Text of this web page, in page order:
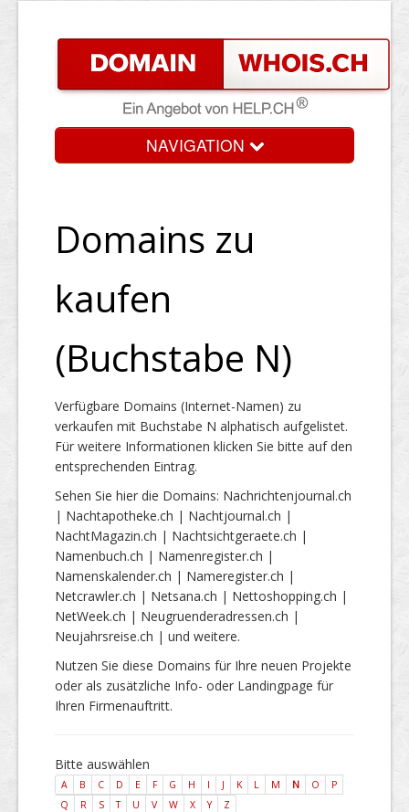
NAVIGATION
Domains zu
kaufen
(Buchstabe N)
Verfügbare Domains (Internet-Namen) zu
verkaufen mit Buchstabe N alphatisch aufgelistet.
Für weitere Informationen klicken Sie bitte auf den
entsprechenden Eintrag.
Sehen Sie hier die Domains: Nachrichtenjournal.ch
| Nachtapotheke.ch | Nachtjournal.ch |
NachtMagazin.ch | Nachtsichtgeraete.ch |
Namenbuch.ch | Namenregister.ch |
Namenskalender.ch | Nameregister.ch |
Netcrawler.ch | Netsana.ch | Nettoshopping.ch |
NetWeek.ch | Neugruenderadressen.ch |
Neujahrsreise.ch | und weitere.
Nutzen Sie diese Domains für Ihre neuen Projekte
oder als zusätzliche Info- oder Landingpage für
Ihren Firmenauftritt.
Bitte auswählen
A B C D E F G H I J K L M N O
P
Q
R S T U V W X Y Z